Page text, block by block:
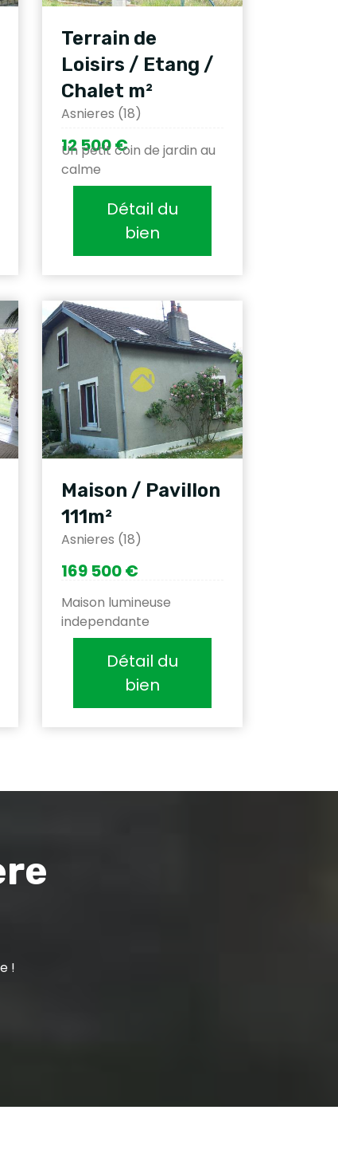
Terrain de
Loisirs / Etang /
Chalet m²
Asnieres (18)
12 500 €
Un petit coin de jardin au
calme
Détail du
bien
Maison / Pavillon
111m²
Asnieres (18)
169 500 €
Maison lumineuse
independante
Détail du
bien
!